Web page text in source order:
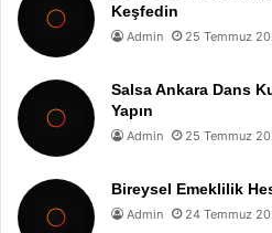
Keşfedin
Admin 25 Temmuz
Salsa Ankara Dans
Yapın
Admin 25 Temmuz
Bireysel Emeklilik
Admin 24 Temmuz